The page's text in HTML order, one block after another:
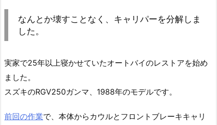
なんとか壊すことなく、キャリパーを分解しま
した。
実家で25年以上寝かせていたオートバイのレストアを始め
ました。
スズキのRGV250ガンマ、1988年のモデルです。
前回の作業で、本体からカウルとフロントブレーキキャリ